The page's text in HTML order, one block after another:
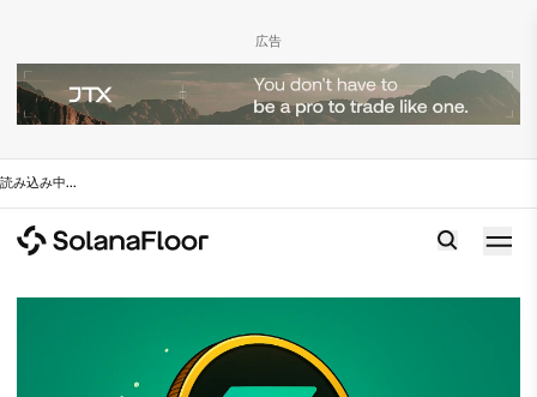
広告
読み込み中...